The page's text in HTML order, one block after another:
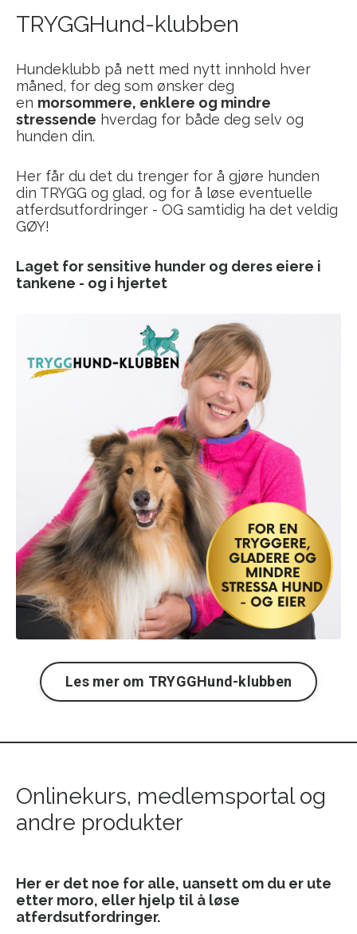
TRYGGHund-klubben
Hundeklubb på nett med nytt innhold hver
måned, for deg som ønsker deg
en morsommere, enklere og mindre
stressende hverdag for både deg selv og
hunden din.
Her får du det du trenger for å gjøre hunden
din TRYGG og glad, og for å løse eventuelle
atferdsutfordringer - OG samtidig ha det veldig
GØY!
Laget for sensitive hunder og deres eiere i
tankene - og i hjertet
Les mer om TRYGGHund-klubben
Onlinekurs, medlemsportal og
andre produkter
Her er det noe for alle, uansett om du er ute
etter moro, eller hjelp til å løse
atferdsutfordringer.